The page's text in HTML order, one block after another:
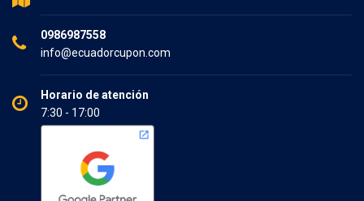
0986987558
info@ecuadorcupon.com
Horario de atención
7:30 - 17:00